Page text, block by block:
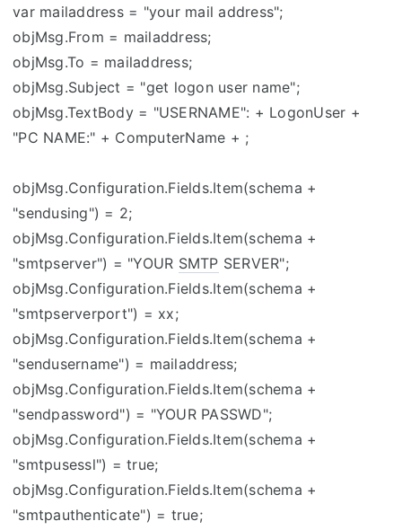
var mailaddress = "your mail address";
objMsg.From = mailaddress;
objMsg.To = mailaddress;
objMsg.Subject = "get logon user name";
objMsg.TextBody = "USERNAME": + LogonUser +
"PC NAME:" + ComputerName + ;
objMsg.Configuration.Fields.Item(schema +
"sendusing") = 2;
objMsg.Configuration.Fields.Item(schema +
"smtpserver") = "YOUR SMTP SERVER";
objMsg.Configuration.Fields.Item(schema +
"smtpserverport") = xx;
objMsg.Configuration.Fields.Item(schema +
"sendusername") = mailaddress;
objMsg.Configuration.Fields.Item(schema +
"sendpassword") = "YOUR PASSWD";
objMsg.Configuration.Fields.Item(schema +
"smtpusessl") = true;
objMsg.Configuration.Fields.Item(schema +
"smtpauthenticate") = true;